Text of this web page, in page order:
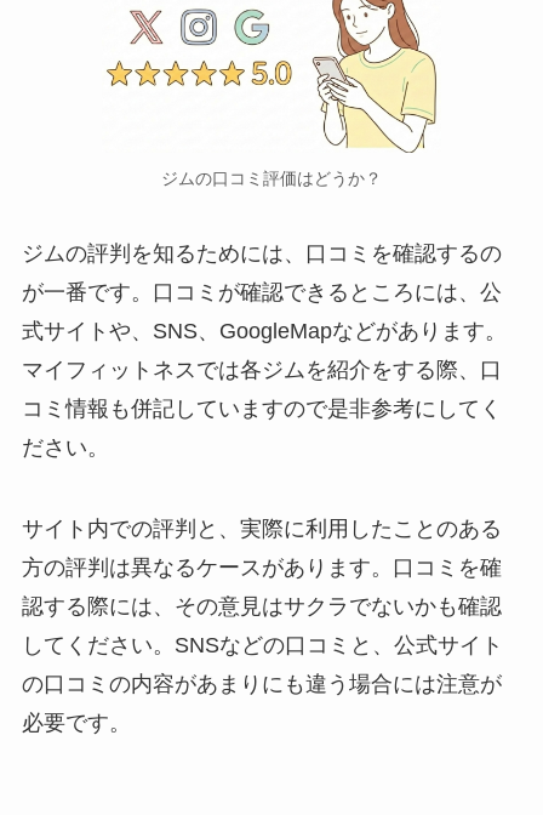
ジムの口コミ評価はどうか？
ジムの評判を知るためには、口コミを確認するの
が一番です。口コミが確認できるところには、公
式サイトや、SNS、GoogleMapなどがあります。
マイフィットネスでは各ジムを紹介をする際、口
コミ情報も併記していますので是非参考にしてく
ださい。
サイト内での評判と、実際に利用したことのある
方の評判は異なるケースがあります。口コミを確
認する際には、その意見はサクラでないかも確認
してください。SNSなどの口コミと、公式サイト
の口コミの内容があまりにも違う場合には注意が
必要です。